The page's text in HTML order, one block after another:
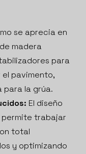
se aprecia en
madera
para
pavimento,
para la grúa.
El diseño
trabajar
total
y optimizando